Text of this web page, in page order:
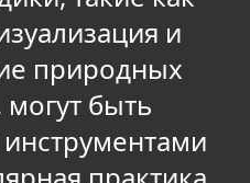
и
природных
быть